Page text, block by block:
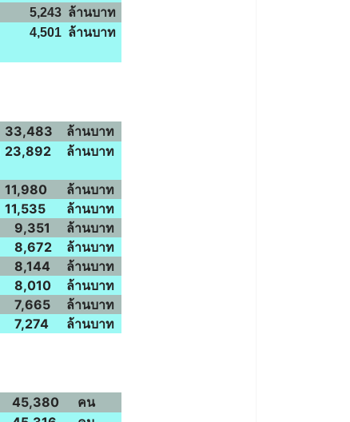
5,243 ล้านบาท
4,501 ล้านบาท
33,483
ล้านบาท
23,892 ล้านบาท
11,980
ล้านบาท
11,535
ล้านบาท
9,351
ล้านบาท
8,672
ล้านบาท
8,144
ล้านบาท
8,010
ล้านบาท
7,665
ล้านบาท
7,274 ล้านบาท
45,380
คน